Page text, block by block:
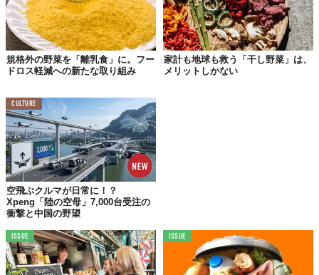
規格外の野菜を「離乳食」に。フー
ドロス軽減への新たな取り組み
家計も地球も救う「干し野菜」は、
メリットしかない
CULTURE
空飛ぶクルマが日常に！？
Xpeng「陸の空母」7,000台受注の
衝撃と中国の野望
ISSUE ISSUE